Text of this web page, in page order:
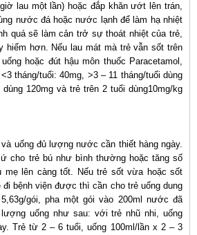
lau một lần) hoặc đắp khăn ướt lên trán,
nước đá hoặc nước lạnh để làm hạ nhiệt
quá sẽ làm cản trở sự thoát nhiệt của trẻ,
hiểm hơn. Nếu lau mát mà trẻ vẫn sốt trên
hoặc đút hậu môn thuốc Paracetamol,
tháng/tuổi: 40mg, >3 – 11 tháng/tuổi dùng
120mg và trẻ trên 2 tuổi dùng10mg/kg
uống đủ lượng nước cần thiết hàng ngày.
cho trẻ bú như bình thường hoặc tăng số
mẹ lên càng tốt. Nếu trẻ sốt vừa hoặc sốt
bệnh viện được thì cần cho trẻ uống dung
gói, pha một gói vào 200ml nước đã
uống như sau: với trẻ nhũ nhi, uống
Trẻ từ 2 – 6 tuổi, uống 100ml/lần x 2 – 3